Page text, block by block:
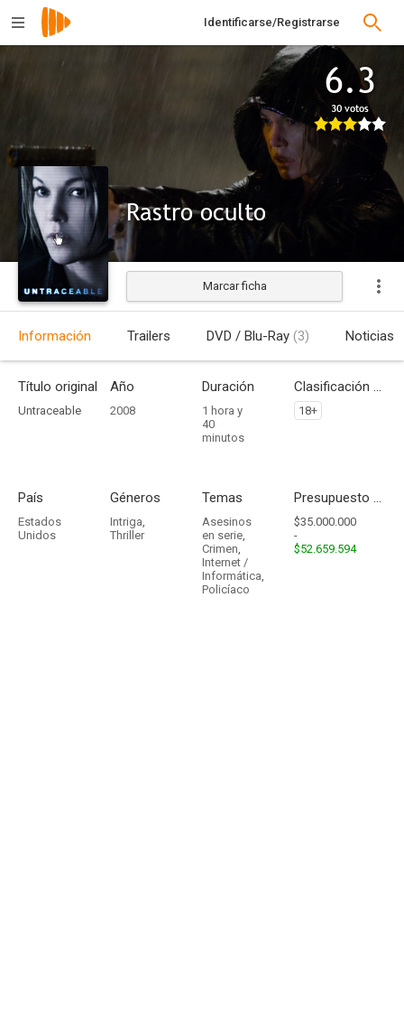
Identificarse/Registrarse
6.3
30 votos
Rastro oculto
Estrenada
Marcar ficha
Información Trailers DVD / Blu-Ray (3) Noticias
Título original
Untraceable
Año
2008
Duración
1 hora y
40
minutos
Clasificación por edades
18+
País
Estados
Unidos
Géneros
Intriga,
Thriller
Temas
Asesinos
en serie,
Crimen,
Internet /
Informática,
Policíaco
Presupuesto - Ingresos
$35.000.000
-
$52.659.594